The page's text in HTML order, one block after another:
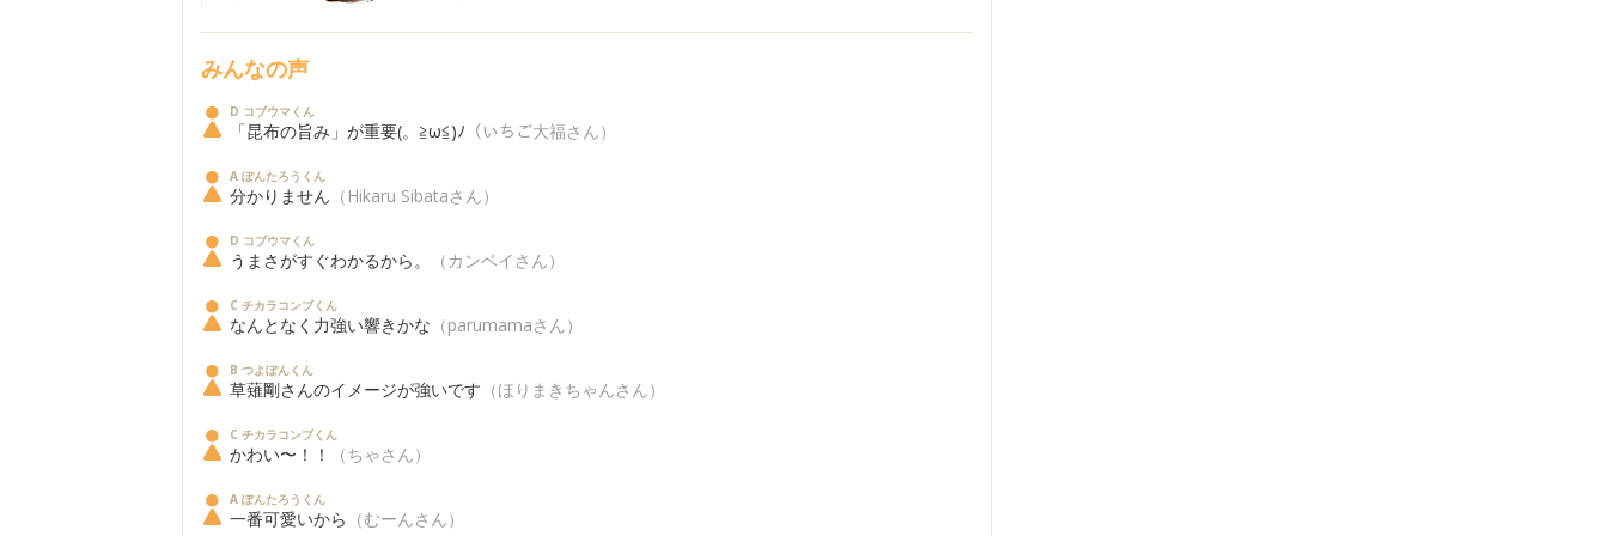
みんなの声
D コブウマくん
「昆布の旨み」が重要(。≧ω≦)ﾉ （いちご大福さん）
A ぽんたろうくん
分かりません （Hikaru Sibataさん）
D コブウマくん
うまさがすぐわかるから。 （カンベイさん）
C チカラコンブくん
なんとなく力強い響きかな （parumamaさん）
B つよぽんくん
草薙剛さんのイメージが強いです （ほりまきちゃんさん）
C チカラコンブくん
かわい〜！！ （ちゃさん）
A ぽんたろうくん
一番可愛いから （むーんさん）